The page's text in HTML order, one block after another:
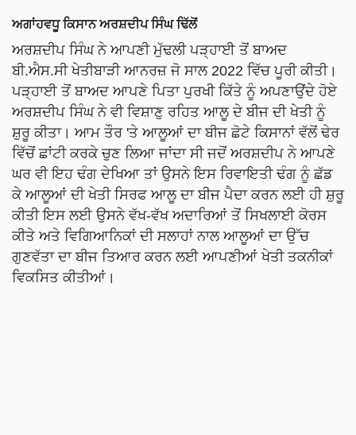
ਅਗਾਂਹਵਧੂ ਕਿਸਾਨ ਅਰਸ਼ਦੀਪ ਸਿੰਘ ਢਿੱਲੋਂ
ਅਰਸ਼ਦੀਪ ਸਿੰਘ ਨੇ ਆਪਣੀ ਮੁੱਢਲੀ ਪੜ੍ਹਾਈ ਤੋਂ ਬਾਅਦ
ਬੀ.ਐਸ.ਸੀ ਖੇਤੀਬਾੜੀ ਆਨਰਜ਼ ਜੋ ਸਾਲ 2022 ਵਿੱਚ ਪੂਰੀ ਕੀਤੀ।
ਪੜ੍ਹਾਈ ਤੋਂ ਬਾਅਦ ਆਪਣੇ ਪਿਤਾ ਪੁਰਖੀ ਕਿੱਤੇ ਨੂੰ ਅਪਣਾਉਂਦੇ ਹੋਏ
ਅਰਸ਼ਦੀਪ ਸਿੰਘ ਨੇ ਵੀ ਵਿਸ਼ਾਣੁ ਰਹਿਤ ਆਲੂ ਦੇ ਬੀਜ ਦੀ ਖੇਤੀ ਨੂੰ
ਸ਼ੁਰੂ ਕੀਤਾ। ਆਮ ਤੌਰ 'ਤੇ ਆਲੂਆਂ ਦਾ ਬੀਜ ਛੋਟੇ ਕਿਸਾਨਾਂ ਵੱਲੋਂ ਢੇਰ
ਵਿੱਚੋਂ ਛਾਂਟੀ ਕਰਕੇ ਚੁਣ ਲਿਆ ਜਾਂਦਾ ਸੀ ਜਦੋਂ ਅਰਸ਼ਦੀਪ ਨੇ ਆਪਣੇ
ਘਰ ਵੀ ਇਹ ਢੰਗ ਦੇਖਿਆ ਤਾਂ ਉਸਨੇ ਇਸ ਰਿਵਾਇਤੀ ਢੰਗ ਨੂੰ ਛੱਡ
ਕੇ ਆਲੂਆਂ ਦੀ ਖੇਤੀ ਸਿਰਫ ਆਲੂ ਦਾ ਬੀਜ ਪੈਦਾ ਕਰਨ ਲਈ ਹੀ ਸ਼ੁਰੂ
ਕੀਤੀ ਇਸ ਲਈ ਉਸਨੇ ਵੱਖ-ਵੱਖ ਅਦਾਰਿਆਂ ਤੋਂ ਸਿਖਲਾਈ ਕੋਰਸ
ਕੀਤੇ ਅਤੇ ਵਿਗਿਆਨਿਕਾਂ ਦੀ ਸਲਾਹਾਂ ਨਾਲ ਆਲੂਆਂ ਦਾ ਉੱਚ
ਗੁਣਵੱਤਾ ਦਾ ਬੀਜ ਤਿਆਰ ਕਰਨ ਲਈ ਆਪਣੀਆਂ ਖੇਤੀ ਤਕਨੀਕਾਂ
ਵਿਕਸਿਤ ਕੀਤੀਆਂ।